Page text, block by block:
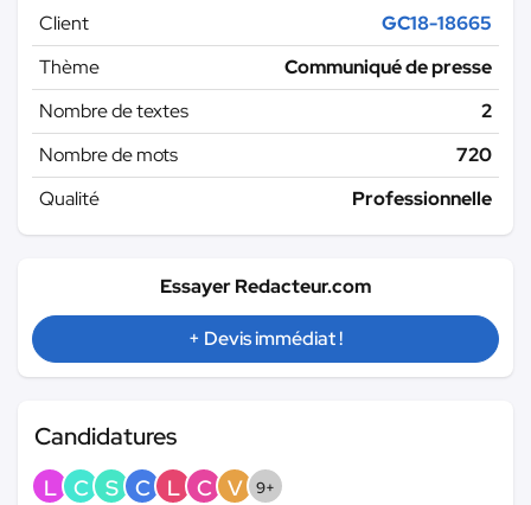
Client
GC18-18665
Thème
Communiqué de presse
Nombre de textes
2
Nombre de mots
720
Qualité
Professionnelle
Essayer Redacteur.com
+ Devis immédiat !
Candidatures
L C S C L C V 9+